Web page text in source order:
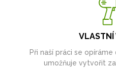
VLASTNÍ
Při naší práci se
umožňuje vytvořit